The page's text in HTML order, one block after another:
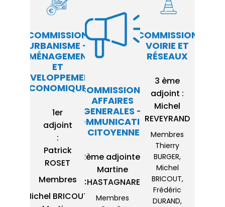
COMMISSION
URBANISME -
AMÉNAGEMENT
ET
DÉVELOPPEMENT
ECONOMIQUE :
1er
adjoint
:
Patrick
ROSET
Membres
Michel BRICOUT,
COMMISSIONS
AFFAIRES
GENERALES -
COMMUNICATION
ET CITOYENNETÉ
2ème adjointe :
Martine
CHASTAGNARET
Membres
COMMISSION
VOIRIE ET
RÉSEAUX
3 ème
adjoint :
Michel
REVEYRAND
Membres
Thierry
BURGER,
Michel
BRICOUT,
Frédéric
DURAND,